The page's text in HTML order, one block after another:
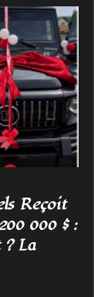
Reçoit
000 $ :
La